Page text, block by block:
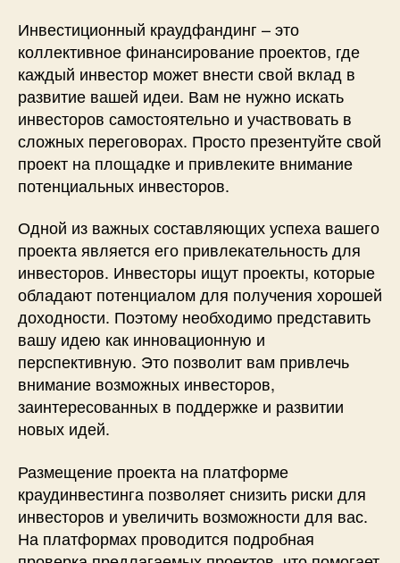
Инвестиционный краудфандинг – это
коллективное финансирование проектов, где
каждый инвестор может внести свой вклад в
развитие вашей идеи. Вам не нужно искать
инвесторов самостоятельно и участвовать в
сложных переговорах. Просто презентуйте свой
проект на площадке и привлеките внимание
потенциальных инвесторов.
Одной из важных составляющих успеха вашего
проекта является его привлекательность для
инвесторов. Инвесторы ищут проекты, которые
обладают потенциалом для получения хорошей
доходности. Поэтому необходимо представить
вашу идею как инновационную и
перспективную. Это позволит вам привлечь
внимание возможных инвесторов,
заинтересованных в поддержке и развитии
новых идей.
Размещение проекта на платформе
краудинвестинга позволяет снизить риски для
инвесторов и увеличить возможности для вас.
На платформах проводится подробная